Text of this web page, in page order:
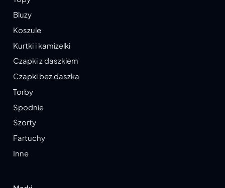
Bluzy
Koszule
Kurtki i kamizelki
Czapki z daszkiem
Czapki bez daszka
Torby
Spodnie
Szorty
Fartuchy
Inne